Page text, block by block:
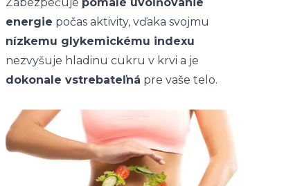
Zabezpečuje pomalé uvoľňovanie
energie počas aktivity, vďaka svojmu
nízkemu glykemickému indexu
nezvyšuje hladinu cukru v krvi a je
dokonale vstrebateľná pre vaše telo.